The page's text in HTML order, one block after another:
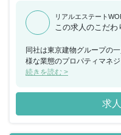
リアルエステート
この求人のこだわ
同社は東京建物グループの
様な業態のプロパティマネ
件も年々増えており、事業
広い経験のある人材を求め
マネジメントも担っていた
の竣工が続々と予定されて
続きを読む >
求